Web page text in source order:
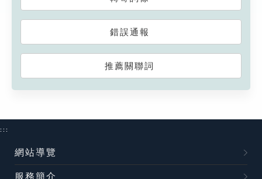
錯誤通報
推薦關聯詞
:::
網站導覽
服務簡介